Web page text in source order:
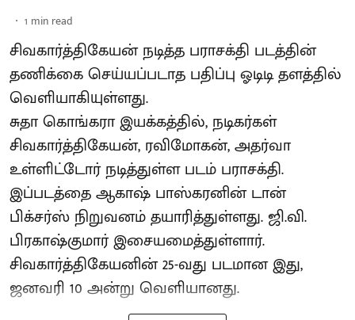
1 min read
சிவகார்த்திகேயன் நடித்த பராசக்தி படத்தின்
தணிக்கை செய்யப்படாத பதிப்பு ஓடிடி தளத்தில்
வெளியாகியுள்ளது.
சுதா கொங்கரா இயக்கத்தில், நடிகர்கள்
சிவகார்த்திகேயன், ரவிமோகன், அதர்வா
உள்ளிட்டோர் நடித்துள்ள படம் பராசக்தி.
இப்படத்தை ஆகாஷ் பாஸ்கரனின் டான்
பிக்சர்ஸ் நிறுவனம் தயாரித்துள்ளது. ஜி.வி.
பிரகாஷ்குமார் இசையமைத்துள்ளார்.
சிவகார்த்திகேயனின் 25-வது படமான இது,
ஜனவரி 10 அன்று வெளியானது.